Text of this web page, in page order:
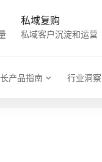
私域复购
私域客户沉淀和运营
产品指南 行业洞察